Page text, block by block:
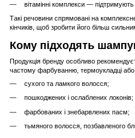
вітамінні комплекси —
Такі речовини спрямовані на
кінчиків, щоб зробити його більш
Кому підходять
Продукція бренду особливо
частому фарбуванню, термоукладці або
сухого та ламкого волосся;
пошкоджених і ослаблених локонів;
фарбованих і знебарвлених пасм;
тьмяного волосся, позбавленого